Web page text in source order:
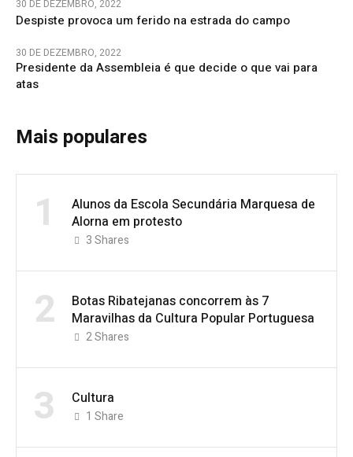
30 DE DEZEMBRO, 2022
Despiste provoca um ferido na estrada do campo
30 DE DEZEMBRO, 2022
Presidente da Assembleia é que decide o que vai para
atas
Mais populares
1
Alunos da Escola Secundária Marquesa de
Alorna em protesto
3Shares
2
Botas Ribatejanas concorrem às 7
Maravilhas da Cultura Popular Portuguesa
2Shares
3 Cultura
1 Share